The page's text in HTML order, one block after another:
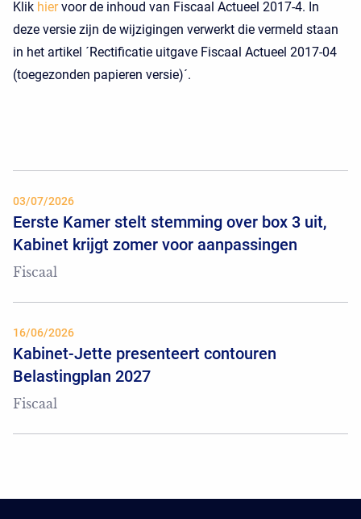
Klik hiervoor de inhoud van Fiscaal Actueel 2017-4. In
deze versie zijn de wijzigingen verwerkt die vermeld staan
in het artikel ´Rectificatie uitgave Fiscaal Actueel 2017-04
(toegezonden papieren versie)´.
03/07/2026
Eerste Kamer stelt stemming over box 3 uit,
Kabinet krijgt zomer voor aanpassingen
Fiscaal
16/06/2026
Kabinet-Jette presenteert contouren
Belastingplan 2027
Fiscaal